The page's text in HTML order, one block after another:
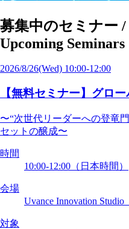
募集中のセミナー /
Upcoming Seminars
2026/8/26(Wed) 10:00-12:00
【無料セミナー】グロ
〜“次世代リーダーへの登竜
セットの醸成〜
時間
10:00-12:00（日本時間）
会場
Uvance Innovation
対象